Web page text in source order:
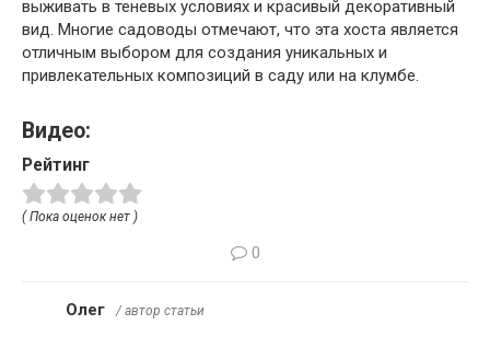
выживать в теневых условиях и красивый декоративный
вид. Многие садоводы отмечают, что эта хоста является
отличным выбором для создания уникальных и
привлекательных композиций в саду или на клумбе.
Видео:
Рейтинг
( Пока оценок нет )
0
Олег / автор статьи